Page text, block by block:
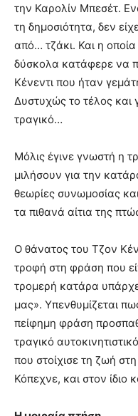
την Καρολίν Μπεσέτ.
τη δημοσιότητα, δεν
από… τζάκι. Και η
δύσκολα κατάφερε να
Κένεντι που ήταν
Δυστυχώς το τέλος και
τραγικό…
Μόλις έγινε γνωστή η
μιλήσουν για την
θεωρίες συνωμοσίας
τα πιθανά αίτια της
Ο θάνατος του Τζον
τροφή στη φράση που
τρομερή κατάρα
μας». Υπενθυμίζεται
πείφημη φράση
τραγικό
που στοίχισε τη ζωή
Κόπεχνε, και στον ίδιο